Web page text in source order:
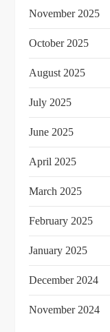
November 2025
October 2025
August 2025
July 2025
June 2025
April 2025
March 2025
February 2025
January 2025
December 2024
November 2024